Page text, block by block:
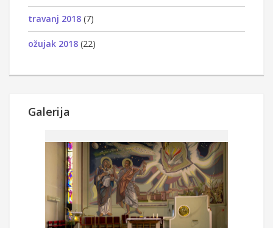
travanj 2018 (7)
ožujak 2018 (22)
Galerija